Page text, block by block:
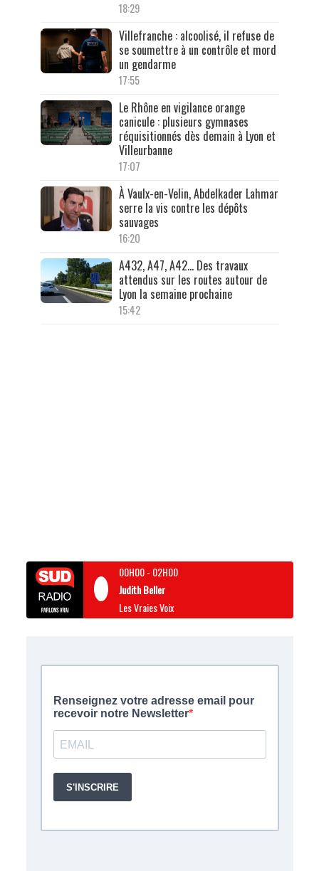
18:29
Villefranche : alcoolisé, il refuse de
se soumettre à un contrôle et mord
un gendarme
17:55
Le Rhône en vigilance orange
canicule : plusieurs gymnases
réquisitionnés dès demain à Lyon et
Villeurbanne
17:07
À Vaulx-en-Velin, Abdelkader Lahmar
serre la vis contre les dépôts
sauvages
16:20
A432, A47, A42… Des travaux
attendus sur les routes autour de
Lyon la semaine prochaine
15:42
00H00- 02H00
Judith Beller
Les Vraies Voix